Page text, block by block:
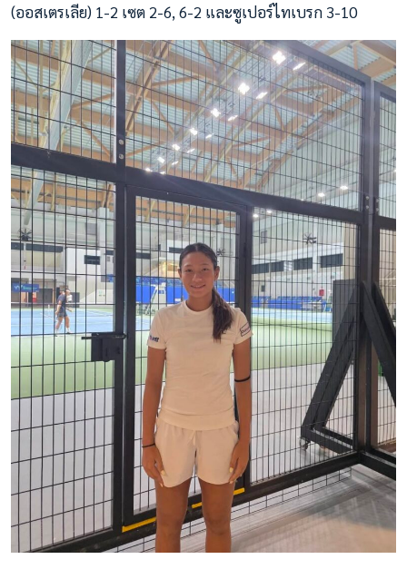
(ออสเตรเลีย) 1-2 เซต 2-6, 6-2 และซูเปอร์ไทเบรก 3-10